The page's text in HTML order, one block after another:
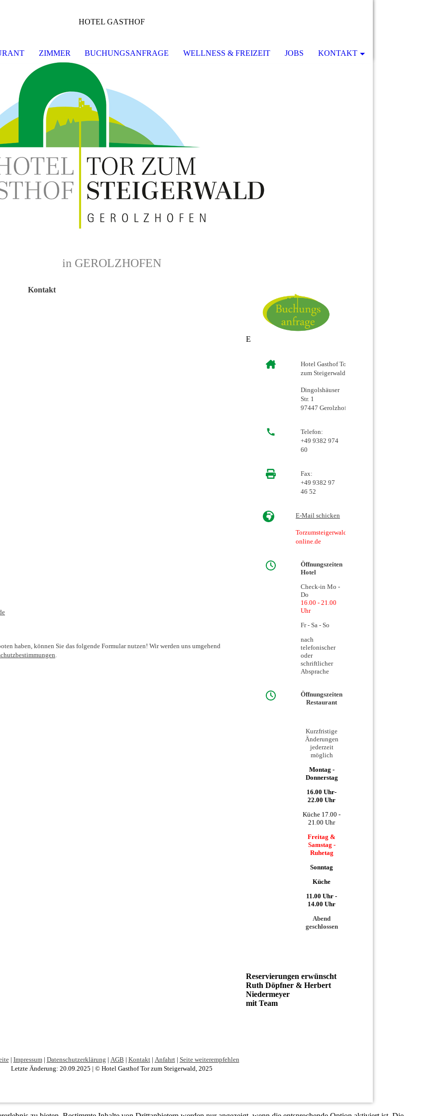
HOTEL GASTHOF
ZIMMER BUCHUNGSANFRAGE WELLNESS & FREIZEIT JOBS KONTAKT
in GEROLZHOFEN
Kontakt
haben, können Sie das folgende Formular nutzen! Wir werden uns umgehend
.
E
Hotel Gasthof Tor
zum Steigerwald
Dingolshäuser
Str. 1
97447 Gerolzhofen
Telefon:
+49 9382 974
60
Fax:
+49 9382 97
46 52
E-Mail schicken
Torzumsteigerwald@t-
online.de
Öffnungszeiten
Hotel
Check-in Mo -
Do
16.00 - 21.00
Uhr
Fr - Sa - So
nach
telefonischer
oder
schriftlicher
Absprache
Öffnungszeiten
Restaurant
Kurzfristige
Änderungen
jederzeit
möglich
Montag -
Donnerstag
16.00 Uhr-
22.00 Uhr
Küche 17.00 -
21.00 Uhr
Freitag &
Samstag -
Ruhetag
Sonntag
Küche
11.00 Uhr -
14.00 Uhr
Abend
geschlossen
Reservierungen erwünscht
Ruth Döpfner & Herbert
Niedermeyer
mit Team
| Impressum| Datenschutzerklärung | AGB | Kontakt| Anfahrt| Seite weiterempfehlen
Letzte Änderung: 20.09.2025 | © Hotel Gasthof Tor zum Steigerwald, 2025